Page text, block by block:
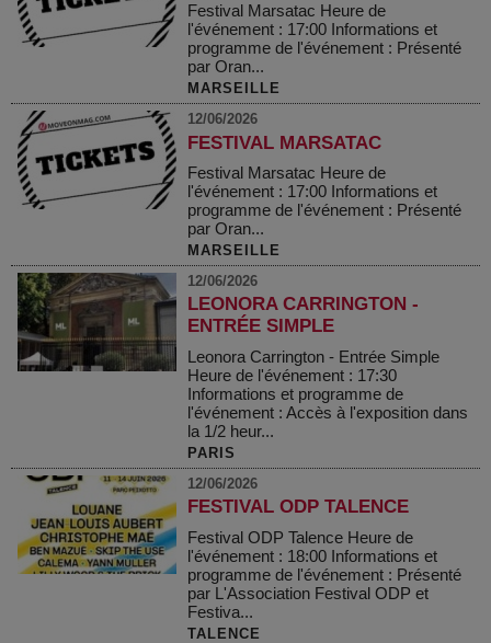
Festival Marsatac Heure de
l'événement : 17:00 Informations et
programme de l'événement : Présenté
par Oran...
MARSEILLE
12/06/2026
FESTIVAL MARSATAC
Festival Marsatac Heure de
l'événement : 17:00 Informations et
programme de l'événement : Présenté
par Oran...
MARSEILLE
12/06/2026
LEONORA CARRINGTON -
ENTRÉE SIMPLE
Leonora Carrington - Entrée Simple
Heure de l'événement : 17:30
Informations et programme de
l'événement : Accès à l'exposition dans
la 1/2 heur...
PARIS
12/06/2026
FESTIVAL ODP TALENCE
Festival ODP Talence Heure de
l'événement : 18:00 Informations et
programme de l'événement : Présenté
par L'Association Festival ODP et
Festiva...
TALENCE